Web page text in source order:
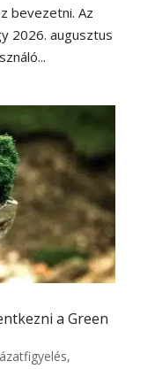
bevezetni. Az
2026. augusztus
a Green
,